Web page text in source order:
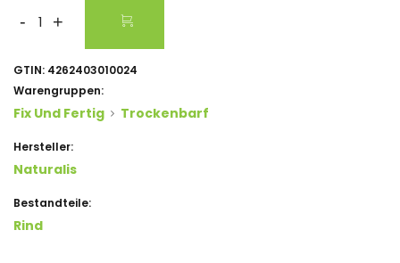
- +
GTIN: 4262403010024
Warengruppen:
Fix Und Fertig Trockenbarf
Hersteller:
Naturalis
Bestandteile:
Rind